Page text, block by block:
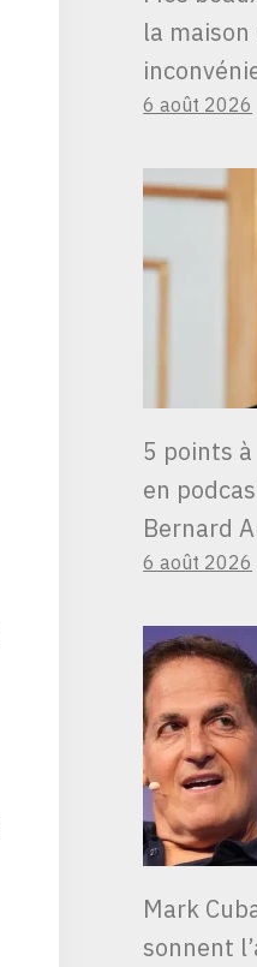
la maison
6 août 2026
5 points
en
Bernard
6 août 2026
Mark
sonnent